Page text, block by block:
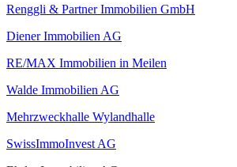
Renggli & Partner Immobilien GmbH
Diener Immobilien AG
RE/MAX Immobilien in Meilen
Walde Immobilien AG
Mehrzweckhalle Wylandhalle
SwissImmoInvest AG